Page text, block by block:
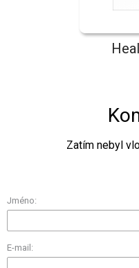
Zatím nebyl
Jméno:
E-mail: